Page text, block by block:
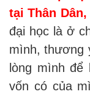
tại Thân
đại học là ở
mình, thương
lòng mình để
vốn có của